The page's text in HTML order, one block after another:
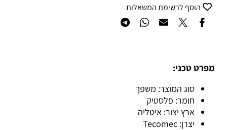
הוסף לרשימת המשאלות
מפרט טכני:
סוג המוצר: משפך
חומר: פלסטיק
ארץ יצור: איטליה
יצרן: Tecomec